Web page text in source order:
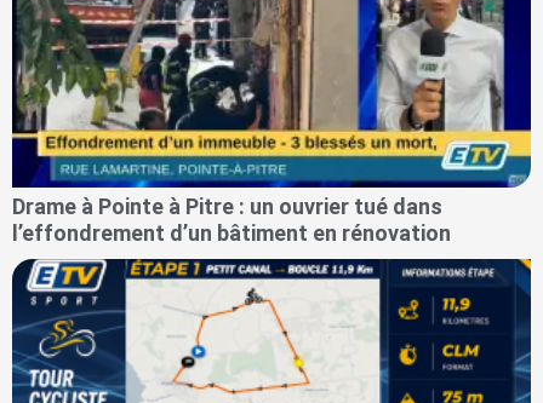
Drame à Pointe à Pitre : un ouvrier tué dans
l’effondrement d’un bâtiment en rénovation